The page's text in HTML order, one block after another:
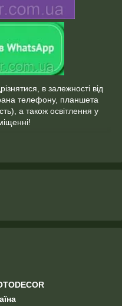
в залежності від
телефону, планшета
а також освітлення у